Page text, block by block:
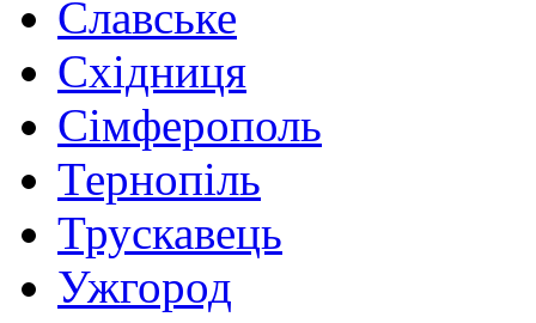
Славське
Східниця
Сімферополь
Тернопіль
Трускавець
Ужгород